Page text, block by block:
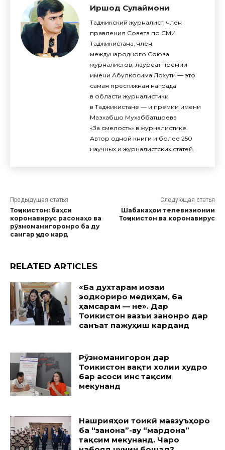
Иршод Сулаймони
Таджикский журналист, член
правления Совета по СМИ
Таджикистана, член
международного Союза
журналистов, лауреат премии
имени Абулкосима Лохути — это
самая престижная награда
в области журналистики
в Таджикистане — и премии имени
Мазхабшо Мухаббатшоева
«За смелость» в журналистике.
Автор одной книги и более 250
научных и журналистских статей.
Предыдущая статья
Тоҷикистон: баҳси
коронавирус расонаҳо ва
рӯзноманигоронро ба ду
сангар ҷудо кард
Следующая статья
Шабакаҳои телевизионии
Тоҷикистон ва коронавирус
RELATED ARTICLES
«Ба духтарам иҷозаи
эҷодкориро медиҳам, ба
ҳамсарам — не». Дар
Тоҷикистон вазъи занонро дар
санъат пажуҳиш карданд
Рӯзноманигорон дар
Тоҷикистон вақти холии худро
бар асоси ҷинс тақсим
мекунанд
Нашрияҳои тоҷикӣ мавзуъҳоро
ба “занона”-ву “мардона”
тақсим мекунанд. Чаро